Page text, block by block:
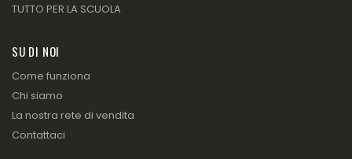
TUTTO PER LA SCUOLA
SU DI NOI
Come funziona
Chi siamo
La nostra rete di vendita
Contattaci